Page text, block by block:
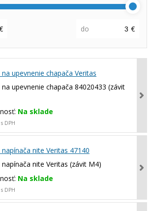
do €
upevnenie chapača Veritas
na upevnenie chapača 84020433 (závit
Na sklade
s DPH
napínača nite Veritas 47140
napínača nite Veritas (závit M4)
Na sklade
s DPH